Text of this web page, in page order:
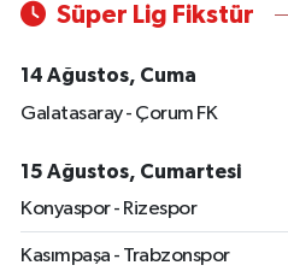
Süper Lig Fikstür
14 Ağustos, Cuma
Galatasaray - Çorum FK
15 Ağustos, Cumartesi
Konyaspor - Rizespor
Kasımpaşa - Trabzonspor